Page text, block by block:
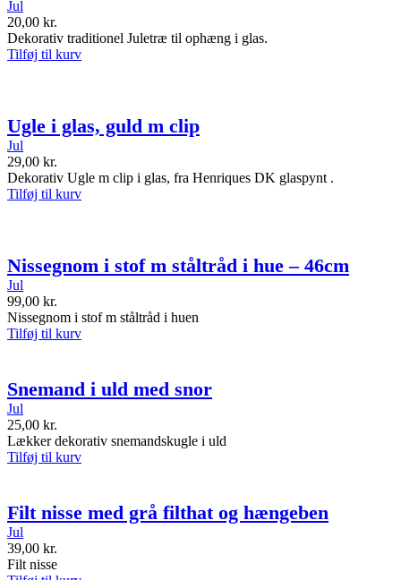
Jul
20,00 kr.
Dekorativ traditionel Juletræ til ophæng i glas.
Tilføj til kurv
Ugle i glas, guld m clip
Jul
29,00 kr.
Dekorativ Ugle m clip i glas, fra Henriques DK glaspynt .
Tilføj til kurv
Nissegnom i stof m ståltråd i hue – 46cm
Jul
99,00 kr.
Nissegnom i stof m ståltråd i huen
Tilføj til kurv
Snemand i uld med snor
Jul
25,00 kr.
Lækker dekorativ snemandskugle i uld
Tilføj til kurv
Filt nisse med grå filthat og hængeben
Jul
39,00 kr.
Filt nisse